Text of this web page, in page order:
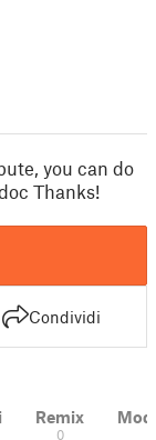
you can do
Thanks!
Condividi
Remix
0